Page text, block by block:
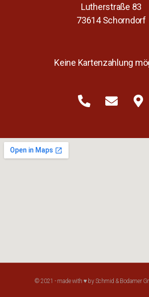
Lutherstraße 83
73614 Schorndorf
Keine Kartenzahlung
© 2021 - made with ♥ by Schmid & Bodamer